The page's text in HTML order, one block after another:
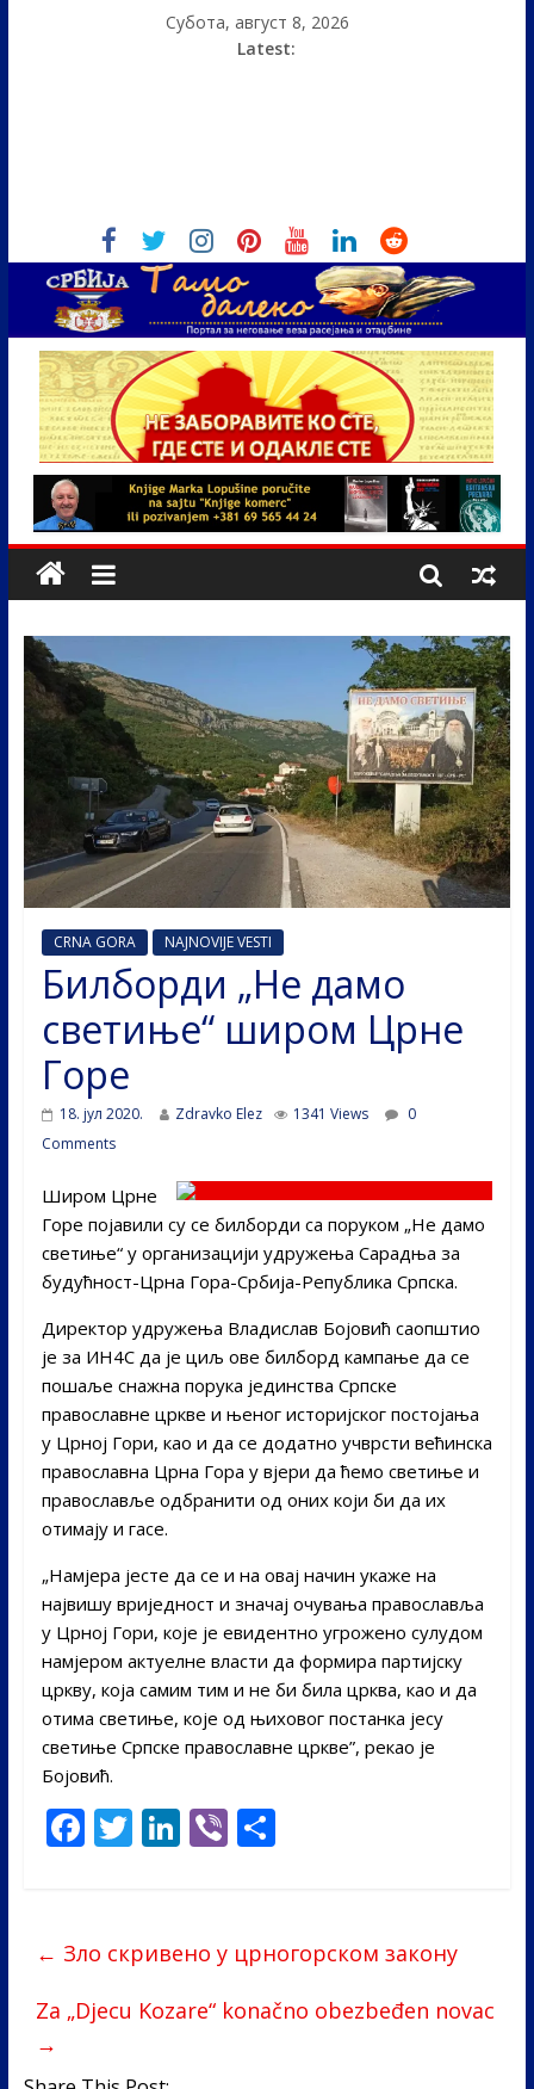
Субота, август 8, 2026
Latest:
CRNA GORA NAJNOVIJE VESTI
Билборди „Не дамо
светиње“ широм Црне
Горе
18. јул 2020. Zdravko Elez 1341 Views
0
Comments
Широм Црне
Горе појавили су се билборди са поруком „Не дамо
светиње“ у организацији удружења Сарадња за
будућност-Црна Гора-Србија-Република Српска.
Директор удружења Владислав Бојовић саопштио
је за ИН4С да је циљ ове билборд кампање да се
пошаље снажна порука јединства Српске
православне цркве и њеног историјског постојања
у Црној Гори, као и да се додатно учврсти већинска
православна Црна Гора у вјери да ћемо светиње и
православље одбранити од оних који би да их
отимају и гасе.
„Намјера јесте да се и на овај начин укаже на
највишу вриједност и значај очувања православља
у Црној Гори, које је евидентно угрожено сулудом
намјером актуелне власти да формира партијску
цркву, која самим тим и не би била црква, као и да
отима светиње, које од њиховог постанка јесу
светиње Српске православне цркве”, рекао је
Бојовић.
F
ac
b
o
o
T
w
er
Li
n
e
dI
n
Vi
b
S
e
← Зло скривено у црногорском закону
Za „Djecu Kozare“ konačno obezbeđen novac
→